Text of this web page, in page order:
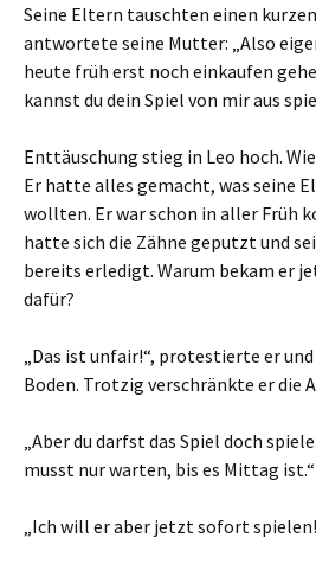
Seine Eltern tauschten einen
antwortete seine Mutter: „Also
heute früh erst noch einkaufen
kannst du dein Spiel von mir aus
Enttäuschung stieg in Leo hoch.
Er hatte alles gemacht, was seine
wollten. Er war schon in aller Früh
hatte sich die Zähne geputzt und
bereits erledigt. Warum bekam er
dafür?
„Das ist unfair!“, protestierte er
Boden. Trotzig verschränkte er die
„Aber du darfst das Spiel doch
musst nur warten, bis es Mittag ist.“
„Ich will er aber jetzt sofort